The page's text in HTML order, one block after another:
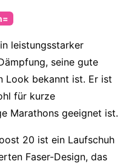
leistungsstarker
, seine gute
Look bekannt ist. Er ist
für kurze
Marathons geeignet ist.
20 ist ein Laufschuh
Faser-Design, das